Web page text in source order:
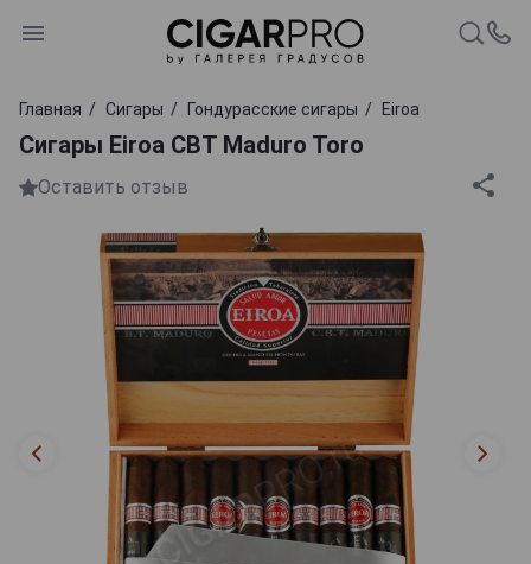
Главная Сигары Гондурасские сигары Eiroa
Сигары Eiroa CBT Maduro Toro
Оставить отзыв